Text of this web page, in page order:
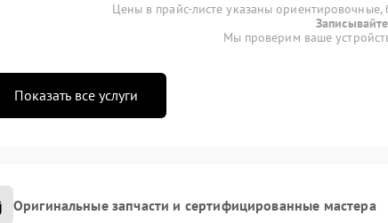
Цены в прайс-листе указаны ориентировочные,
Мы проверим ваше
Показать все услуги
Оригинальные запчасти и сертифицированные мастера